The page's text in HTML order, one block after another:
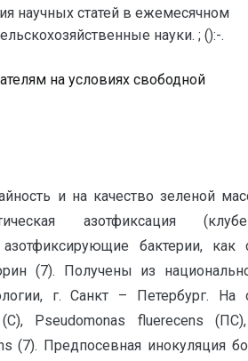
научных статей в ежемесячном
науки. ; ():-.
на условиях свободной
и на качество зеленой
азотфиксация
бактерии,
(7). Получены из
г. Санкт – Петербург. На
Pseudomonas fluerecens
(7). Предпосевная инокуляция